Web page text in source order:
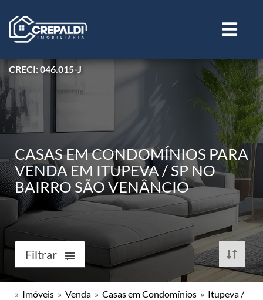
CRECI: 046.015-J
CASAS EM CONDOMÍNIOS PARA
VENDA EM ITUPEVA / SP NO
BAIRRO SÃO VENÂNCIO
Filtrar
» Imóveis » Venda » Casas em Condomínios » Itupeva /